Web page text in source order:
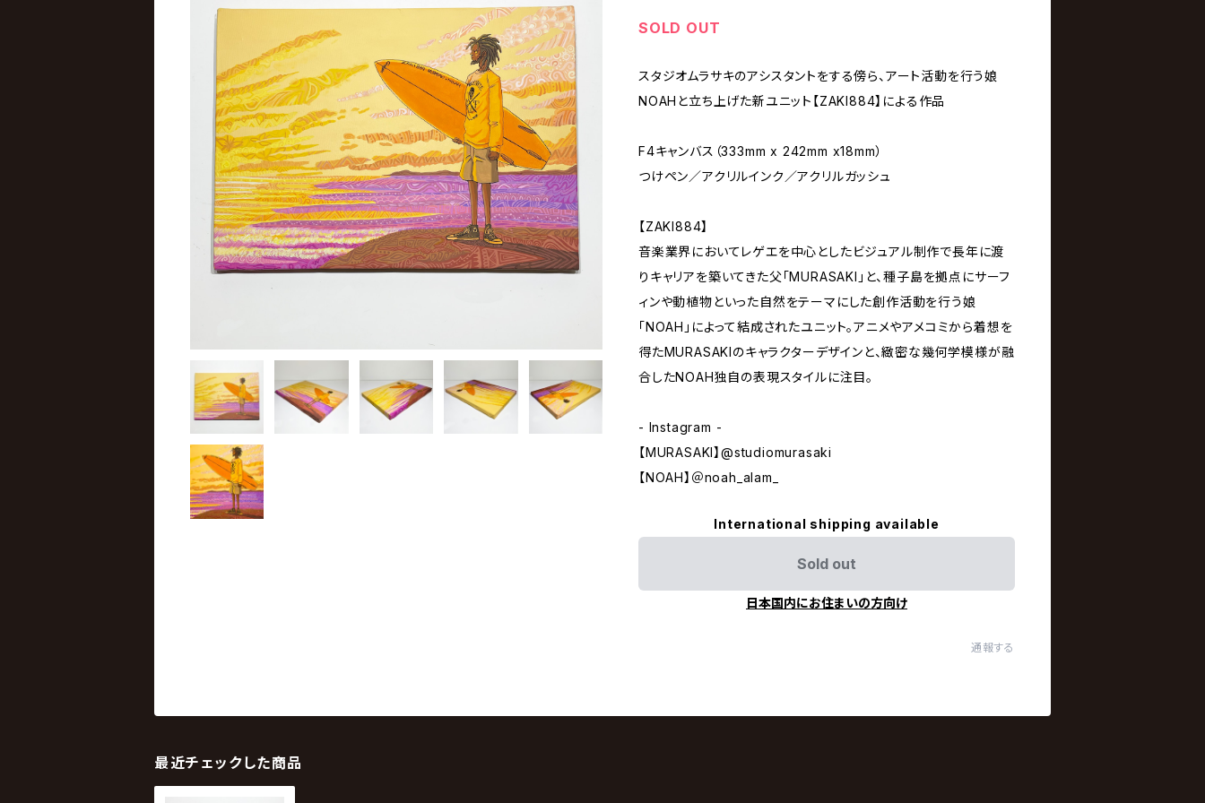
SOLD OUT
スタジオムラサキのアシスタントをする傍ら、アート活動を行う娘
NOAHと立ち上げた新ユニット【ZAKI884】による作品
F4キャンバス（333mm x 242mm x18mm）
つけペン／アクリルインク／アクリルガッシュ
【ZAKI884】
音楽業界においてレゲエを中心としたビジュアル制作で長年に渡
りキャリアを築いてきた父「MURASAKI」と、種子島を拠点にサーフ
ィンや動植物といった自然をテーマにした創作活動を行う娘
「NOAH」によって結成されたユニット。アニメやアメコミから着想を
得たMURASAKIのキャラクターデザインと、緻密な幾何学模様が融
合したNOAH独自の表現スタイルに注目。
- Instagram -
【MURASAKI】@studiomurasaki
【NOAH】＠noah_alam_
International shipping available
Sold out
日本国内にお住まいの方向け
通報する
最近チェックした商品